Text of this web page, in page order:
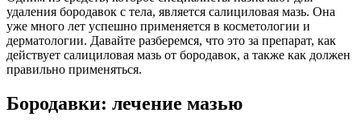
удаления бородавок с тела, является салициловая мазь. Она
уже много лет успешно применяется в косметологии и
дерматологии. Давайте разберемся, что это за препарат, как
действует салициловая мазь от бородавок, а также как должен
правильно применяться.
Бородавки: лечение мазью